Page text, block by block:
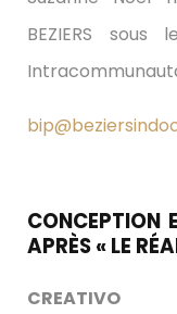
BEZIERS
CONCEPTION
APRÈS « LE
CREATIVO